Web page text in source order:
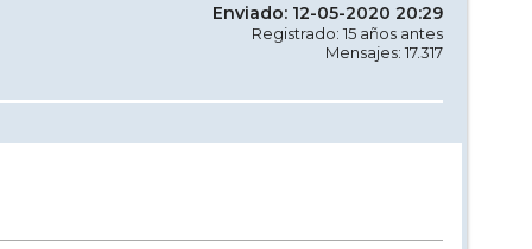
Enviado: 12-05-2020 20:29
Registrado: 15 años antes
Mensajes: 17.317